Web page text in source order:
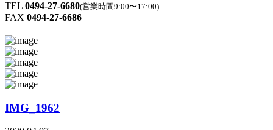
TEL 0494-27-6680(営業時間9:00〜17:00)
FAX 0494-27-6686
IMG_1962